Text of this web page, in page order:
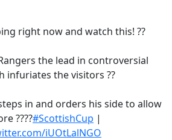
right now and watch this! ??
the lead in controversial
infuriates the visitors ??
in and orders his side to allow
????#ScottishCup |
iUOtLalNGO